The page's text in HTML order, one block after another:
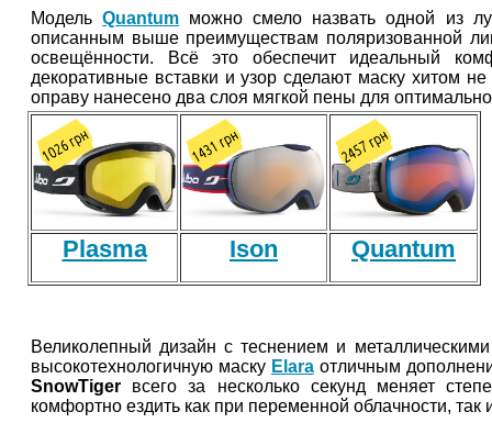
МодельQuantum можно смело назвать одной из
описанным выше преимуществам поляризованной
освещённости. Всё это обеспечит идеальный
декоративные вставки и узор сделают маску хитом
оправу нанесено два слоя мягкой пены для
Plasma Ison Quantum
Великолепный дизайн с теснением и
высокотехнологичную маску Elaraотличным
SnowTiger всего за несколько секунд меняет
комфортно ездить как при переменной облачности,